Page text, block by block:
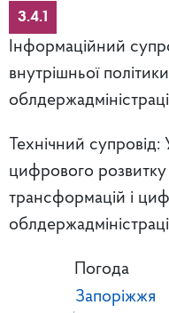
3.4.1
Інформаційний
внутрішньої
Технічний супровід:
цифрового
трансформацій і
Погода
Запоріжжя